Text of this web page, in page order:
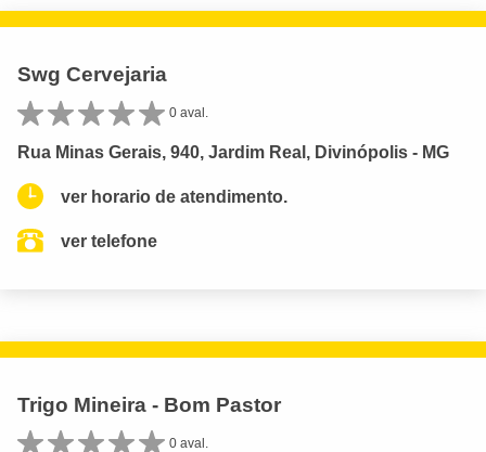
Swg Cervejaria
0 aval.
Rua Minas Gerais, 940, Jardim Real, Divinópolis - MG
ver horario de atendimento.
ver telefone
Trigo Mineira - Bom Pastor
0 aval.